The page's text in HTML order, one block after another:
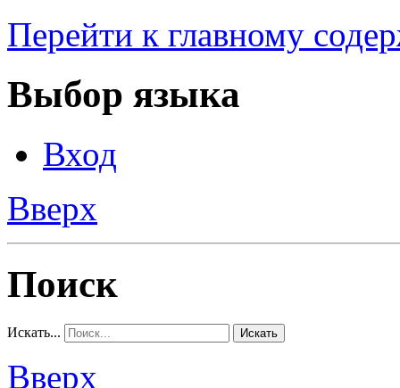
Перейти к главному
Выбор языка
Вход
Вверх
Поиск
Искать... Искать
Вверх